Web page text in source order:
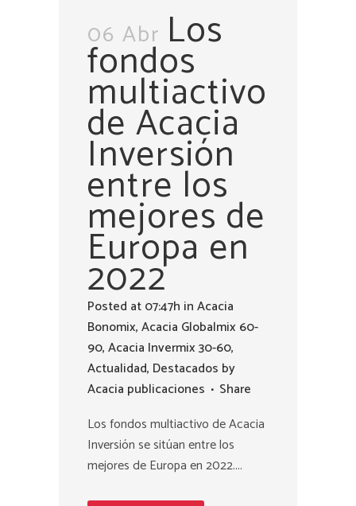
06 Abr Los
fondos
multiactivo
de Acacia
Inversión
entre los
mejores de
Europa en
2022
Posted at 07:47h inAcacia
Bonomix,Acacia Globalmix 60-
90,Acacia Invermix 30-60,
Actualidad, Destacados by
Acacia publicaciones
Share
Los fondos multiactivo de Acacia
Inversión se sitúan entre los
mejores de Europa en 2022....